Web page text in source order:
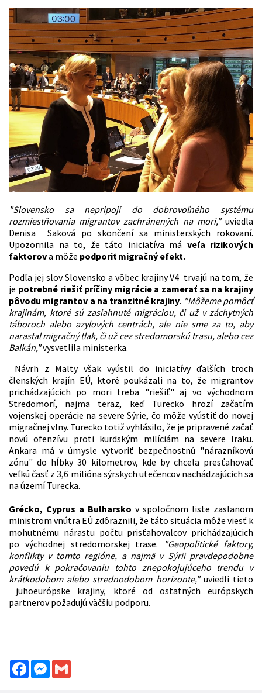
"Slovensko sa nepripojí do dobrovoľného systému
rozmiestňovania migrantov zachránených na mori,"uviedla
Denisa Saková po skončení sa ministerských rokovaní.
Upozornila na to, že táto iniciatíva má veľa rizikových
faktorova môže podporiť migračný efekt.
Podľa jej slov Slovensko a vôbec krajiny V4 trvajú na tom, že
je potrebné riešiť príčiny migrácie a zamerať sa na krajiny
pôvodu migrantov a na tranzitné krajiny. "Môžeme pomôcť
krajinám, ktoré sú zasiahnuté migráciou, či už v záchytných
táboroch alebo azylových centrách, ale nie sme za to, aby
narastal migračný tlak, či už cez stredomorskú trasu, alebo cez
Balkán,"vysvetlila ministerka.
Návrh z Malty však vyústil do iniciatívy ďalších troch
členských krajín EÚ, ktoré poukázali na to, že migrantov
prichádzajúcich po mori treba "riešiť" aj vo východnom
Stredomorí, najmä teraz, keď Turecko hrozí začatím
vojenskej operácie na severe Sýrie, čo môže vyústiť do novej
migračnej vlny. Turecko totiž vyhlásilo, že je pripravené začať
novú ofenzívu proti kurdským milíciám na severe Iraku.
Ankara má v úmysle vytvoriť bezpečnostnú "nárazníkovú
zónu" do hĺbky 30 kilometrov, kde by chcela presťahovať
veľkú časť z 3,6 milióna sýrskych utečencov nachádzajúcich sa
na území Turecka.
Grécko, Cyprus a Bulharsko v spoločnom liste zaslanom
ministrom vnútra EÚ zdôraznili, že táto situácia môže viesť k
mohutnému nárastu počtu prisťahovalcov prichádzajúcich
po východnej stredomorskej trase.
"Geopolitické faktory,
konflikty v tomto regióne, a najmä v Sýrii pravdepodobne
povedú k pokračovaniu tohto znepokojujúceho trendu v
krátkodobom alebo strednodobom horizonte,"uviedli tieto
juhoeurópske krajiny, ktoré od ostatných európskych
partnerov požadujú väčšiu podporu.
FacebookMessenger